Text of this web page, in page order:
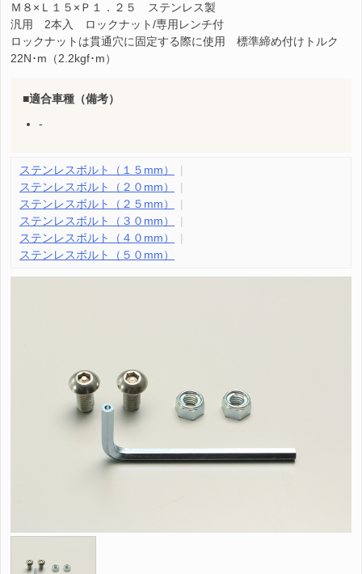
Ｍ８×Ｌ１５×Ｐ１．２５ ステンレス製
汎用 2本入 ロックナット/専用レンチ付
ロックナットは貫通穴に固定する際に使用 標準締め付けトルク
22N･m（2.2kgf･m）
適合車種（備考）
-
ステンレスボルト（１５mm）
ステンレスボルト（２０mm）
ステンレスボルト（２５mm）
ステンレスボルト（３０mm）
ステンレスボルト（４０mm）
ステンレスボルト（５０mm）